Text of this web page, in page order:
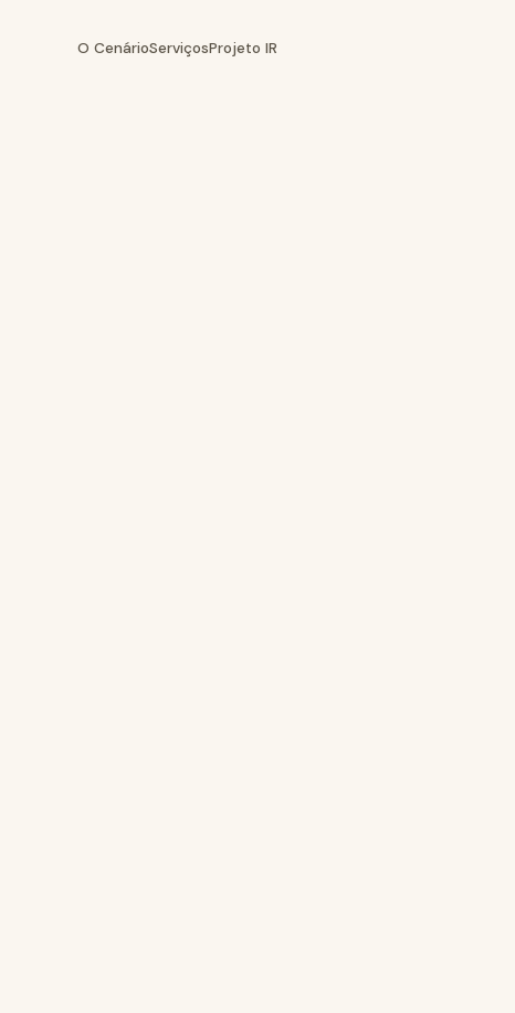
O CenárioServiçosProjeto IR